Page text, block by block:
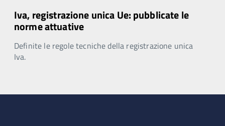
Iva, registrazione unica Ue: pubblicate le
norme attuative
Definite le regole tecniche della registrazione unica
Iva.